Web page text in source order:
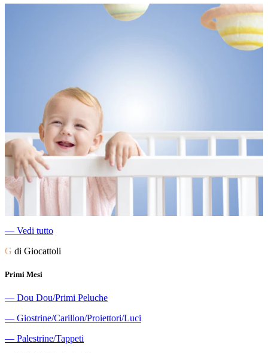
― Vedi tutto
G di Giocattoli
Primi Mesi
― Dou Dou/Primi Peluche
― Giostrine/Carillon/Proiettori/Luci
― Palestrine/Tappeti